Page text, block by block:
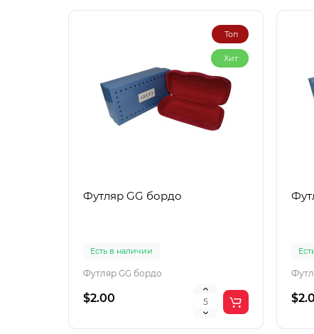
Топ
Хит
Футляр GG бордо
Есть в наличии
Футляр GG бордо
$2.00